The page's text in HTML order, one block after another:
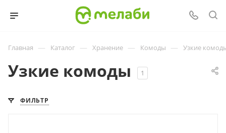
Главная — Каталог — Хранение — Комоды — Узкие
Узкие комоды 1
ФИЛЬТР